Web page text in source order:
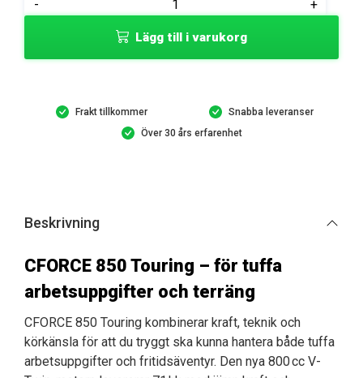
-
CFORCE
EPS
+
Lägg till i varukorg
Frakt tillkommer
Snabba leveranser
Över 30 års erfarenhet
Beskrivning
CFORCE 850 Touring – för tuffa
arbetsuppgifter och terräng
CFORCE 850 Touring kombinerar kraft, teknik och
körkänsla för att du tryggt ska kunna hantera både tuffa
arbetsuppgifter och fritidsäventyr. Den nya 800 cc V-